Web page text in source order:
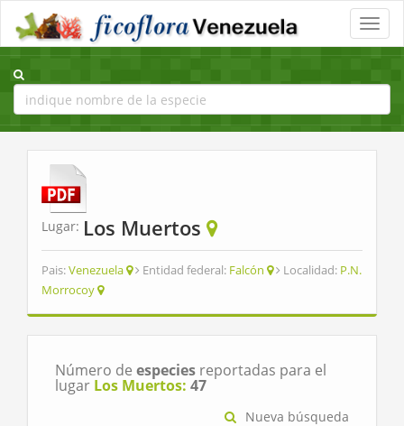
Toggle
Lugar: Los Muertos
Pais:Venezuela Entidad federal: Falcón Localidad: P.N.
Morrocoy
Número de especies reportadas para el
lugar Los Muertos: 47
Nueva búsqueda